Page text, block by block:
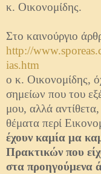
κ. Οικονομίδης.
Στο καινούργιο
http://
ias.htm
ο κ. Οικονομίδης,
σημείων που του
μου, αλλά αντίθετα,
θέματα περί
έχουν καμία μα
Πρακτικών που
στα προηγούμενα